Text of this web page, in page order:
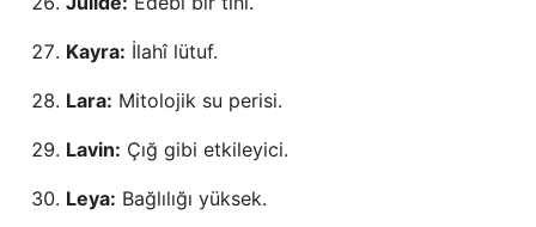
Kayra: İlahî lütuf.
Lara: Mitolojik su perisi.
Lavin: Çığ gibi etkileyici.
Leya: Bağlılığı yüksek.